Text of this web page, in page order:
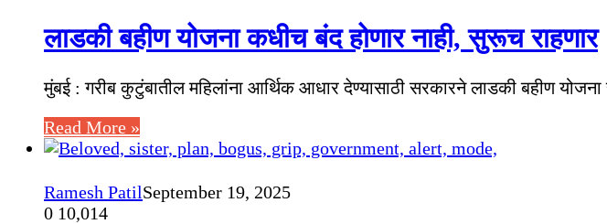
लाडकी बहीण योजना कधीच बंद होणार नाही, सुरूच राहणार
मुंबई : गरीब कुटुंबातील महिलांना आर्थिक आधार देण्यासाठी सरकारने लाडकी बहीण
Read More »
Ramesh PatilSeptember 19, 2025
0 10,014